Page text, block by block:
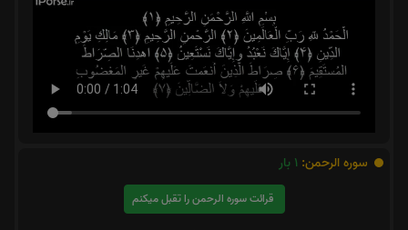
سوره الرحمن: 1 بار
قرائت سوره الرحمن را تقبل میکنم